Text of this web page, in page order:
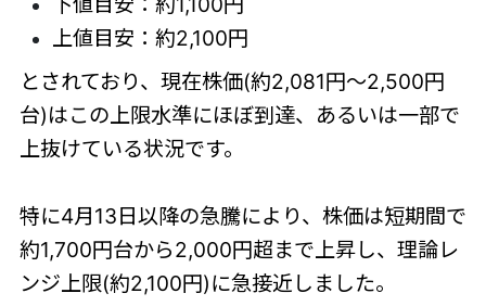
上値目安：約2,100円
とされており、現在株価(約2,081円〜2,500円
台)はこの上限水準にほぼ到達、あるいは一部で
上抜けている状況です。
特に4月13日以降の急騰により、株価は短期間で
約1,700円台から2,000円超まで上昇し、理論レ
ンジ上限(約2,100円)に急接近しました。